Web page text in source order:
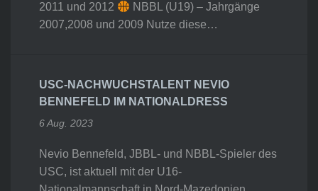
2011 und 2012
NBBL (U19) – Jahrgänge
2007,2008 und 2009 Nutze diese…
USC-NACHWUCHSTALENT NEVIO
BENNEFELD IM NATIONALDRESS
6 Aug. 2023
Nevio Bennefeld, JBBL- und NBBL-Spieler des
USC, ist aktuell mit der U16-